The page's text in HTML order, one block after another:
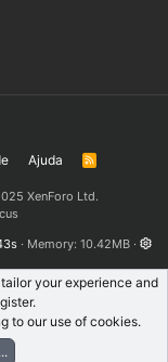
Ajuda
R
XenForo Ltd.
Memory 10.42MB
your experience and
to our use of cookies.